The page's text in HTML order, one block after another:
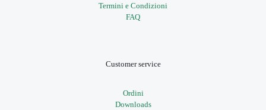
Termini e Condizioni
FAQ
Customer service
Ordini
Downloads